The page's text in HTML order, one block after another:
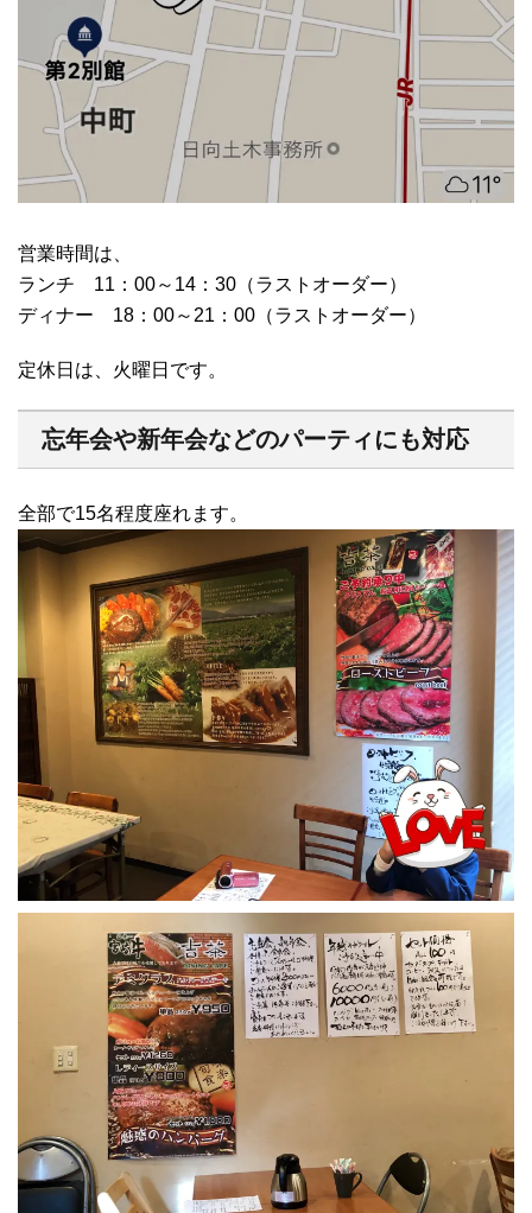
営業時間は、
ランチ 11：00～14：30（ラストオーダー）
ディナー 18：00～21：00（ラストオーダー）
定休日は、火曜日です。
忘年会や新年会などのパーティにも対応
全部で15名程度座れます。